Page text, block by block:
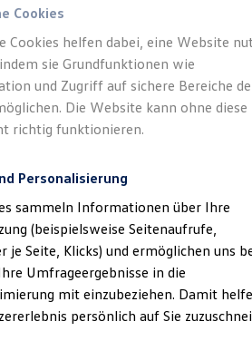
Angebote
Leasing
Leasing
Leasing
Leasing
ohne Anzahlung
mit Schlussrate
und Garantien
Class bei Volkswagen
für sich.
)
Cookies
Cookies helfen dabei, eine Website
sie Grundfunktionen wie
und Zugriff auf sichere Bereiche
Die Website kann ohne diese
richtig funktionieren.
Personalisierung
sammeln Informationen über Ihre
(beispielsweise Seitenaufrufe,
je Seite, Klicks) und ermöglichen uns
Umfrageergebnisse in die
mit einzubeziehen. Damit
persönlich auf Sie